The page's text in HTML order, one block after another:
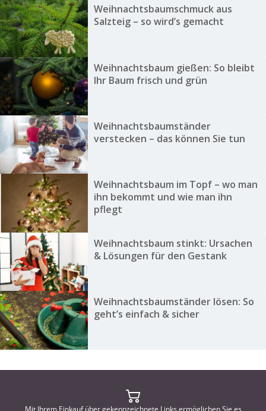
Weihnachtsbaumschmuck aus
Salzteig – so wird’s gemacht
Weihnachtsbaum gießen: So bleibt
Ihr Baum frisch und grün
Weihnachtsbaumständer
verstecken – das können Sie tun
Weihnachtsbaum im Topf – wo man
ihn bekommt und wie man ihn
pflegt
Weihnachtsbaum stinkt: Ursachen
& Lösungen für den Gestank
Weihnachtsbaumständer lösen: So
geht’s einfach & sicher
Mit Ihrem Einkauf über gekennzeichnete Links ermöglichen Sie es